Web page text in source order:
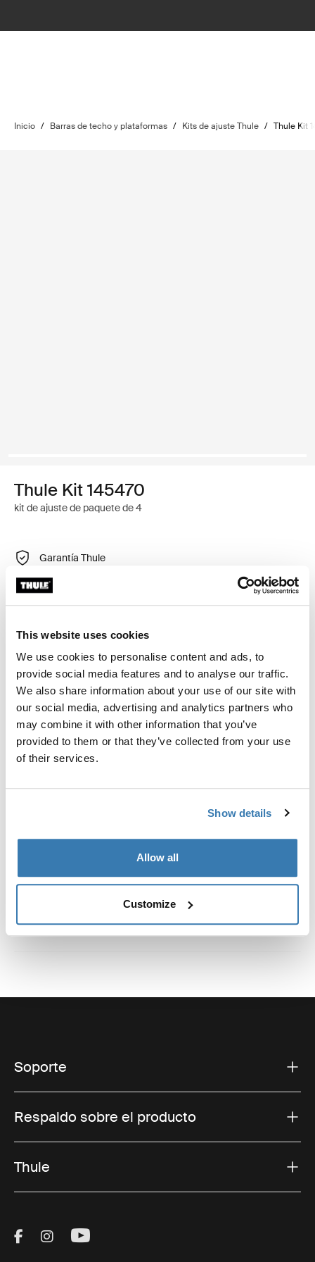
This website uses cookies
We use cookies to personalise content and ads, to
provide social media features and to analyse our traffic.
We also share information about your use of our site with
our social media, advertising and analytics partners who
may combine it with other information that you’ve
provided to them or that they’ve collected from your use
of their services.
Show details
Allow all
Customize
Inicio / Barras de techo y plataformas / Kits de ajuste Thule / Thule Kit
Thule Kit 145470
kit de ajuste de paquete de 4
Garantía Thule
Encontrar en tienda
Kit de ajuste a la medida para montar un sistema de
portaequipajes de techo Thule en vehículos sin puntos
de fijación preexistentes del portaequipajes de techo o
con portaequipajes instalados de fábrica.
Toggle guides and instructions
Soporte
Respaldo sobre el producto
Thule
Visit Thule on Facebook (external link)
Visit Thule on Instagram (external link)
Visit Thule on Youtube (external